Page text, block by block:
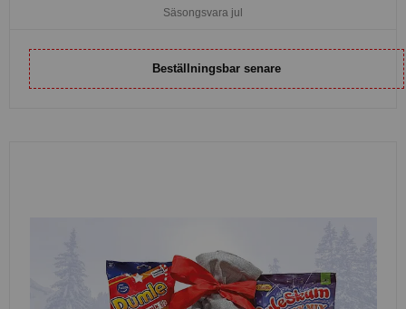
Säsongsvara jul
Beställningsbar senare